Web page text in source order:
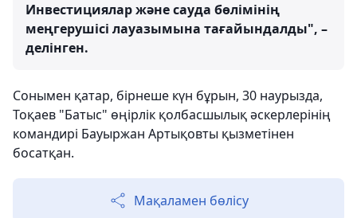
Инвестициялар және сауда бөлімінің
меңгерушісі лауазымына тағайындалды", –
делінген.
Сонымен қатар, бірнеше күн бұрын, 30 наурызда,
Тоқаев "Батыс" өңірлік қолбасшылық әскерлерінің
командирі Бауыржан Артықовты қызметінен
босатқан.
Мақаламен бөлісу